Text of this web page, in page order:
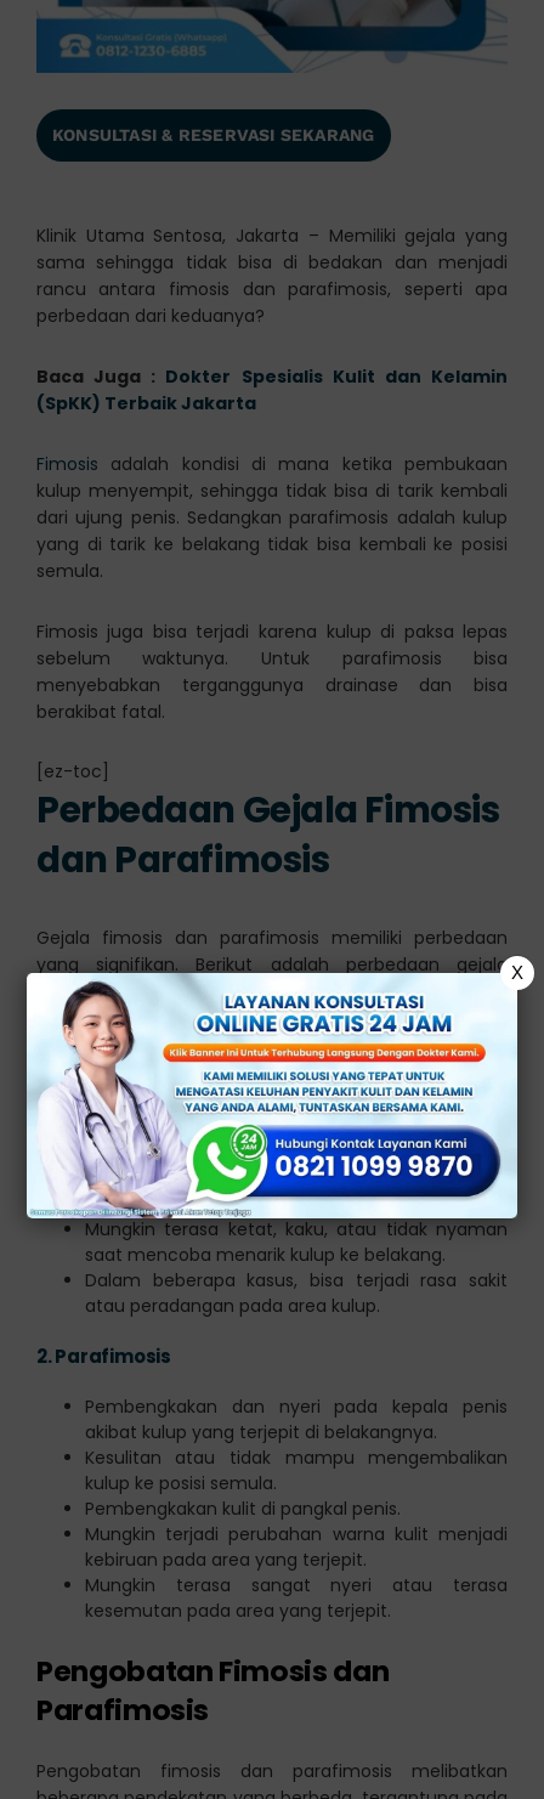
KONSULTASI & RESERVASI SEKARANG
Klinik Utama Sentosa, Jakarta – Memiliki gejala yang
sama sehingga tidak bisa di bedakan dan menjadi
rancu antara fimosis dan parafimosis, seperti apa
perbedaan dari keduanya?
Baca Juga : Dokter Spesialis Kulit dan Kelamin
(SpKK) Terbaik Jakarta
Fimosis adalah kondisi di mana ketika pembukaan
kulup menyempit, sehingga tidak bisa di tarik kembali
dari ujung penis. Sedangkan parafimosis adalah kulup
yang di tarik ke belakang tidak bisa kembali ke posisi
semula.
Fimosis juga bisa terjadi karena kulup di paksa lepas
sebelum waktunya. Untuk parafimosis bisa
menyebabkan terganggunya drainase dan bisa
berakibat fatal.
[ez-toc]
Perbedaan Gejala Fimosis
dan Parafimosis
Gejala fimosis dan parafimosis memiliki perbedaan
yang signifikan. Berikut adalah perbedaan gejala
fimosis dan parafimosis yaitu:
Fimosis
Kesulitan dalam menarik kulup (preputium) ke
belakang dari kepala penis (glans).
Kulup yang terjebak di belakang kepala penis,
menyebabkan sulitnya membersihkan area
tersebut dengan baik.
Mungkin terasa ketat, kaku, atau tidak nyaman
saat mencoba menarik kulup ke belakang.
Dalam beberapa kasus, bisa terjadi rasa sakit
atau peradangan pada area kulup.
2.Parafimosis
Pembengkakan dan nyeri pada kepala penis
akibat kulup yang terjepit di belakangnya.
Kesulitan atau tidak mampu mengembalikan
kulup ke posisi semula.
Pembengkakan kulit di pangkal penis.
Mungkin terjadi perubahan warna kulit menjadi
kebiruan pada area yang terjepit.
Mungkin terasa sangat nyeri atau terasa
kesemutan pada area yang terjepit.
Pengobatan Fimosis dan
Parafimosis
Pengobatan fimosis dan parafimosis melibatkan
X